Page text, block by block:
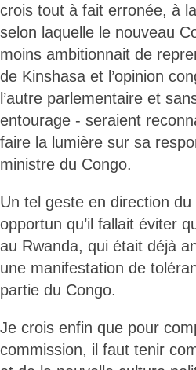
crois tout à fait erronée, à
selon laquelle le nouveau
moins ambitionnait de
de Kinshasa et l’opinion
l’autre parlementaire et
entourage - seraient
faire la lumière sur sa
ministre du Congo.
Un tel geste en direction
opportun qu’il fallait éviter
au Rwanda, qui était déjà
une manifestation de
partie du Congo.
Je crois enfin que pour
commission, il faut tenir